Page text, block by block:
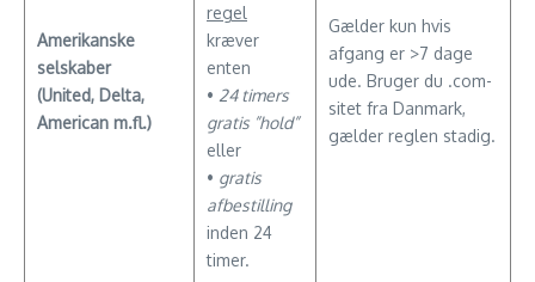
Amerikanske
selskaber
(United, Delta,
American m.fl.)
regel
kræver
enten
• 24 timers
gratis ”hold”
eller
• gratis
afbestilling
inden 24
timer.
Gælder kun hvis
afgang er >7 dage
ude. Bruger du .com-
sitet fra Danmark,
gælder reglen stadig.